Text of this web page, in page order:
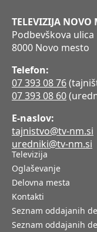
TELEVIZIJA NOVO
Podbevškova ulica
8000 Novo mesto
Telefon:
07 393 08 76
07 393 08 60
E-naslov:
tajnistvo@tv-nm.si
uredniki@tv-nm.si
Televizija
Oglaševanje
Delovna mesta
Kontakti
Seznam oddajanih
Seznam oddajanih